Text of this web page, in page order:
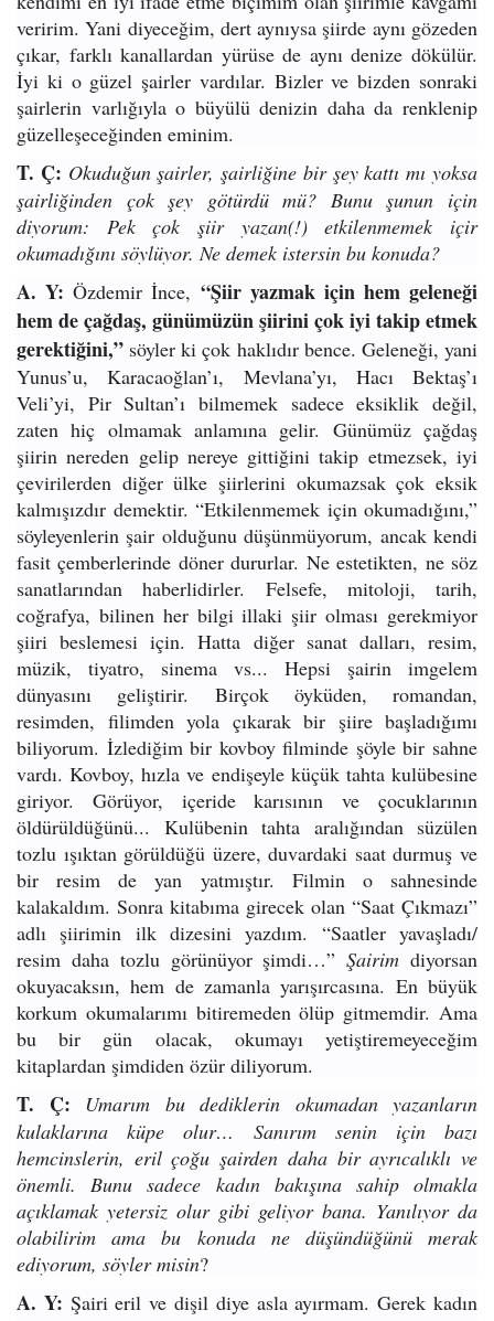
veririm. Yani diyeceğim, dert aynıysa şiirde aynı gözeden
çıkar, farklı kanallardan yürüse de aynı denize dökülür.
İyi ki o güzel şairler vardılar. Bizler ve bizden sonraki
şairlerin varlığıyla o büyülü denizin daha da renklenip
güzelleşeceğinden eminim.
T. Ç: Okuduğun şairler, şairliğine bir şey kattı mı yoksa
şairliğinden çok şey götürdü mü? Bunu şunun için
diyorum: Pek çok şiir yazan(!) etkilenmemek içir
okumadığını söylüyor. Ne demek istersin bu konuda?
A. Y: Özdemir İnce, “Şiir yazmak için hem geleneği
hem de çağdaş, günümüzün şiirini çok iyi takip etmek
gerektiğini,” söyler ki çok haklıdır bence. Geleneği, yani
Yunus’u, Karacaoğlan’ı, Mevlana’yı, Hacı Bektaş’ı
Veli’yi, Pir Sultan’ı bilmemek sadece eksiklik değil,
zaten hiç olmamak anlamına gelir. Günümüz çağdaş
şiirin nereden gelip nereye gittiğini takip etmezsek, iyi
çevirilerden diğer ülke şiirlerini okumazsak çok eksik
kalmışızdır demektir. “Etkilenmemek için okumadığını,”
söyleyenlerin şair olduğunu düşünmüyorum, ancak kendi
fasit çemberlerinde döner dururlar. Ne estetikten, ne söz
sanatlarından haberlidirler. Felsefe, mitoloji, tarih,
coğrafya, bilinen her bilgi illaki şiir olması gerekmiyor
şiiri beslemesi için. Hatta diğer sanat dalları, resim,
müzik, tiyatro, sinema vs... Hepsi şairin imgelem
dünyasını geliştirir. Birçok öyküden, romandan,
resimden, filimden yola çıkarak bir şiire başladığımı
biliyorum. İzlediğim bir kovboy filminde şöyle bir sahne
vardı. Kovboy, hızla ve endişeyle küçük tahta kulübesine
giriyor. Görüyor, içeride karısının ve çocuklarının
öldürüldüğünü... Kulübenin tahta aralığından süzülen
tozlu ışıktan görüldüğü üzere, duvardaki saat durmuş ve
bir resim de yan yatmıştır. Filmin o sahnesinde
kalakaldım. Sonra kitabıma girecek olan “Saat Çıkmazı”
adlı şiirimin ilk dizesini yazdım. “Saatler yavaşladı/
resim daha tozlu görünüyor şimdi…”Şairim diyorsan
okuyacaksın, hem de zamanla yarışırcasına. En büyük
korkum okumalarımı bitiremeden ölüp gitmemdir. Ama
bu bir gün olacak, okumayı yetiştiremeyeceğim
kitaplardan şimdiden özür diliyorum.
T. Ç:
Umarım bu dediklerin okumadan yazanların
kulaklarına küpe olur…
Sanırım senin için bazı
hemcinslerin, eril çoğu şairden daha bir ayrıcalıklı ve
önemli. Bunu sadece kadın bakışına sahip olmakla
açıklamak yetersiz olur gibi geliyor bana. Yanılıyor da
olabilirim ama bu konuda ne düşündüğünü merak
ediyorum, söyler misin?
A. Y: Şairi eril ve dişil diye asla ayırmam. Gerek kadın